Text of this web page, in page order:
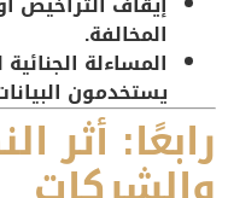
المخالفة.
المساءلة الجنائية
يستخدمون
رابعًا: أثر